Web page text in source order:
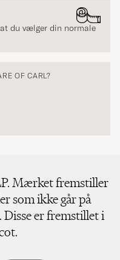
du vælger din normale
OF CARL?
Mærket fremstiller
som ikke går på
er fremstillet i